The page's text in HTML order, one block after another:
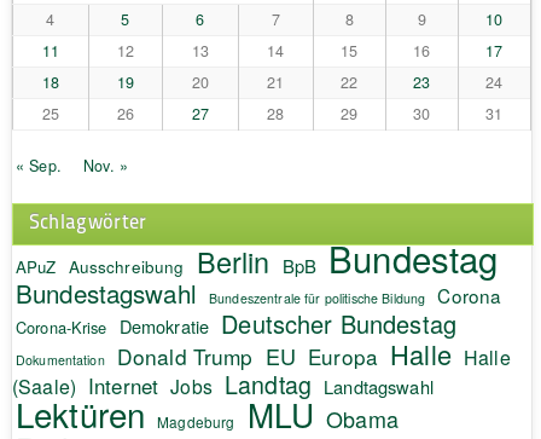
4
5 6 7 8 9
10
11
12 13 14 15 16
17
18
19 20 21 22 23
24
25
26 27 28 29 30 31
« Sep. Nov. »
Schlagwörter
APuZ Ausschreibung Berlin BpB Bundestag
Bundestagswahl Bundeszentrale für politische Bildung Corona
Corona-Krise Demokratie Deutscher Bundestag
Dokumentation Donald Trump EU Europa Halle Halle
(Saale) Internet Jobs Landtag Landtagswahl
Lektüren Magdeburg MLU Obama